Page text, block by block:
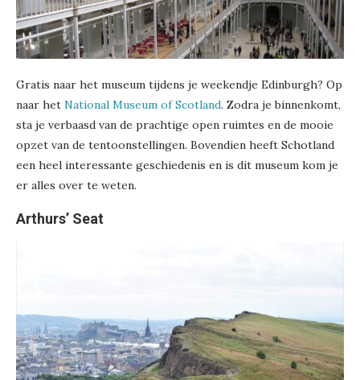
Gratis naar het museum tijdens je weekendje Edinburgh? Op
naar het National Museum of Scotland. Zodra je binnenkomt,
sta je verbaasd van de prachtige open ruimtes en de mooie
opzet van de tentoonstellingen. Bovendien heeft Schotland
een heel interessante geschiedenis en is dit museum kom je
er alles over te weten.
Arthurs’ Seat